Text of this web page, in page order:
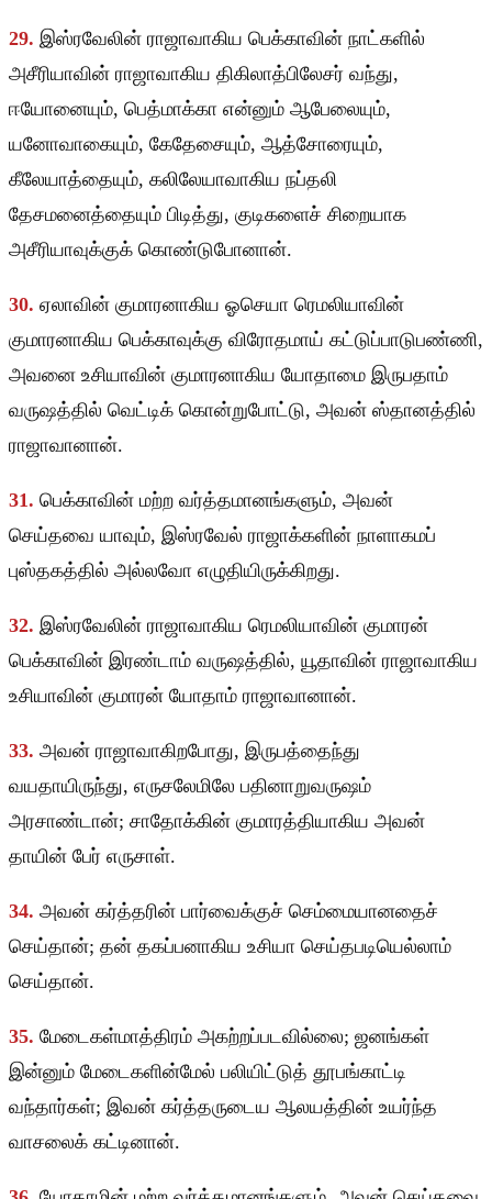
29. இஸ்ரவேலின் ராஜாவாகிய பெக்காவின் நாட்களில்
அசீரியாவின் ராஜாவாகிய திகிலாத்பிலேசர் வந்து,
ஈயோனையும், பெத்மாக்கா என்னும் ஆபேலையும்,
யனோவாகையும், கேதேசையும், ஆத்சோரையும்,
கீலேயாத்தையும், கலிலேயாவாகிய நப்தலி
தேசமனைத்தையும் பிடித்து, குடிகளைச் சிறையாக
அசீரியாவுக்குக் கொண்டுபோனான்.
30. ஏலாவின் குமாரனாகிய ஓசெயா ரெமலியாவின்
குமாரனாகிய பெக்காவுக்கு விரோதமாய் கட்டுப்பாடுபண்ணி,
அவனை உசியாவின் குமாரனாகிய யோதாமை இருபதாம்
வருஷத்தில் வெட்டிக் கொன்றுபோட்டு, அவன் ஸ்தானத்தில்
ராஜாவானான்.
31. பெக்காவின் மற்ற வர்த்தமானங்களும், அவன்
செய்தவை யாவும், இஸ்ரவேல் ராஜாக்களின் நாளாகமப்
புஸ்தகத்தில் அல்லவோ எழுதியிருக்கிறது.
32. இஸ்ரவேலின் ராஜாவாகிய ரெமலியாவின் குமாரன்
பெக்காவின் இரண்டாம் வருஷத்தில், யூதாவின் ராஜாவாகிய
உசியாவின் குமாரன் யோதாம் ராஜாவானான்.
33. அவன் ராஜாவாகிறபோது, இருபத்தைந்து
வயதாயிருந்து, எருசலேமிலே பதினாறுவருஷம்
அரசாண்டான்; சாதோக்கின் குமாரத்தியாகிய அவன்
தாயின் பேர் எருசாள்.
34. அவன் கர்த்தரின் பார்வைக்குச் செம்மையானதைச்
செய்தான்; தன் தகப்பனாகிய உசியா செய்தபடியெல்லாம்
செய்தான்.
35. மேடைகள்மாத்திரம் அகற்றப்படவில்லை; ஜனங்கள்
இன்னும் மேடைகளின்மேல் பலியிட்டுத் தூபங்காட்டி
வந்தார்கள்; இவன் கர்த்தருடைய ஆலயத்தின் உயர்ந்த
வாசலைக் கட்டினான்.